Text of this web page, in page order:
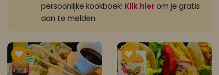
persoonlijke kookboek! Klik hierom je gratis
aan te melden.